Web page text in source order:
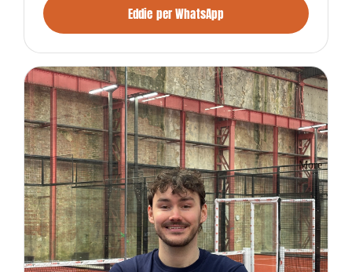
More
Eddie per WhatsApp